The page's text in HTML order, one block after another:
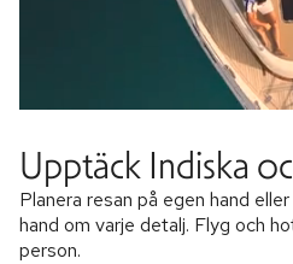
Upptäck Indiska
Planera resan på egen hand
hand om varje detalj. Flyg och
person.